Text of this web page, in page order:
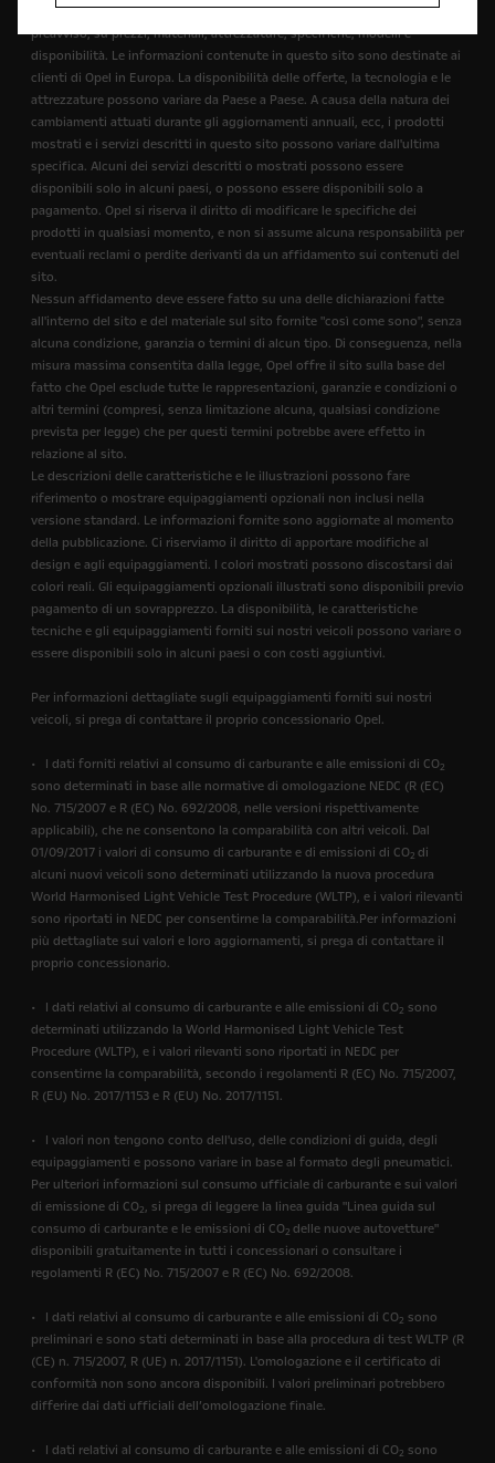
comunque, di apportare modifiche in qualsiasi momento, senza alcun
preavviso, su prezzi, materiali, attrezzature, specifiche, modelli e
disponibilità. Le informazioni contenute in questo sito sono destinate ai
clienti di Opel in Europa. La disponibilità delle offerte, la tecnologia e le
attrezzature possono variare da Paese a Paese. A causa della natura dei
cambiamenti attuati durante gli aggiornamenti annuali, ecc, i prodotti
mostrati e i servizi descritti in questo sito possono variare dall'ultima
specifica. Alcuni dei servizi descritti o mostrati possono essere
disponibili solo in alcuni paesi, o possono essere disponibili solo a
pagamento. Opel si riserva il diritto di modificare le specifiche dei
prodotti in qualsiasi momento, e non si assume alcuna responsabilità per
eventuali reclami o perdite derivanti da un affidamento sui contenuti del
sito.
Nessun affidamento deve essere fatto su una delle dichiarazioni fatte
all'interno del sito e del materiale sul sito fornite "così come sono", senza
alcuna condizione, garanzia o termini di alcun tipo. Di conseguenza, nella
misura massima consentita dalla legge, Opel offre il sito sulla base del
fatto che Opel esclude tutte le rappresentazioni, garanzie e condizioni o
altri termini (compresi, senza limitazione alcuna, qualsiasi condizione
prevista per legge) che per questi termini potrebbe avere effetto in
relazione al sito.
Le descrizioni delle caratteristiche e le illustrazioni possono fare
riferimento o mostrare equipaggiamenti opzionali non inclusi nella
versione standard. Le informazioni fornite sono aggiornate al momento
della pubblicazione. Ci riserviamo il diritto di apportare modifiche al
design e agli equipaggiamenti. I colori mostrati possono discostarsi dai
colori reali. Gli equipaggiamenti opzionali illustrati sono disponibili previo
pagamento di un sovrapprezzo. La disponibilità, le caratteristiche
tecniche e gli equipaggiamenti forniti sui nostri veicoli possono variare o
essere disponibili solo in alcuni paesi o con costi aggiuntivi.
Per informazioni dettagliate sugli equipaggiamenti forniti sui nostri
veicoli, si prega di contattare il proprio concessionario Opel.
• I dati forniti relativi al consumo di carburante e alle emissioni di CO2
sono determinati in base alle normative di omologazione NEDC (R (EC)
No. 715/2007 e R (EC) No. 692/2008, nelle versioni rispettivamente
applicabili), che ne consentono la comparabilità con altri veicoli. Dal
01/09/2017 i valori di consumo di carburante e di emissioni di CO2 di
alcuni nuovi veicoli sono determinati utilizzando la nuova procedura
World Harmonised Light Vehicle Test Procedure (WLTP), e i valori rilevanti
sono riportati in NEDC per consentirne la comparabilità.Per informazioni
più dettagliate sui valori e loro aggiornamenti, si prega di contattare il
proprio concessionario.
• I dati relativi al consumo di carburante e alle emissioni di CO2 sono
determinati utilizzando la World Harmonised Light Vehicle Test
Procedure (WLTP), e i valori rilevanti sono riportati in NEDC per
consentirne la comparabilità, secondo i regolamenti R (EC) No. 715/2007,
R (EU) No. 2017/1153 e R (EU) No. 2017/1151.
• I valori non tengono conto dell'uso, delle condizioni di guida, degli
equipaggiamenti e possono variare in base al formato degli pneumatici.
Per ulteriori informazioni sul consumo ufficiale di carburante e sui valori
di emissione di CO2, si prega di leggere la linea guida "Linea guida sul
consumo di carburante e le emissioni di CO2 delle nuove autovetture"
disponibili gratuitamente in tutti i concessionari o consultare i
regolamenti R (EC) No. 715/2007 e R (EC) No. 692/2008.
• I dati relativi al consumo di carburante e alle emissioni di CO2 sono
preliminari e sono stati determinati in base alla procedura di test WLTP (R
(CE) n. 715/2007, R (UE) n. 2017/1151). L'omologazione e il certificato di
conformità non sono ancora disponibili. I valori preliminari potrebbero
differire dai dati ufficiali dell’omologazione finale.
• I dati relativi al consumo di carburante e alle emissioni di CO2 sono